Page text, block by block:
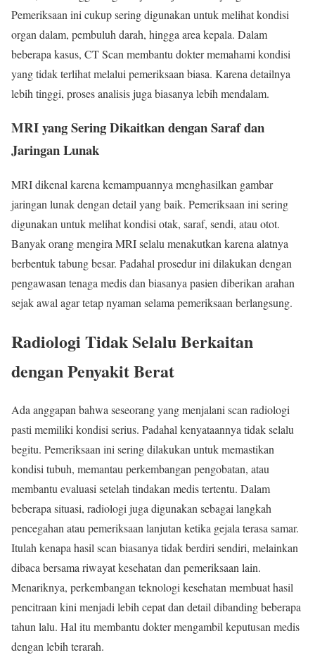
Pemeriksaan ini cukup sering digunakan untuk melihat kondisi
organ dalam, pembuluh darah, hingga area kepala. Dalam
beberapa kasus, CT Scan membantu dokter memahami kondisi
yang tidak terlihat melalui pemeriksaan biasa. Karena detailnya
lebih tinggi, proses analisis juga biasanya lebih mendalam.
MRI yang Sering Dikaitkan dengan Saraf dan
Jaringan Lunak
MRI dikenal karena kemampuannya menghasilkan gambar
jaringan lunak dengan detail yang baik. Pemeriksaan ini sering
digunakan untuk melihat kondisi otak, saraf, sendi, atau otot.
Banyak orang mengira MRI selalu menakutkan karena alatnya
berbentuk tabung besar. Padahal prosedur ini dilakukan dengan
pengawasan tenaga medis dan biasanya pasien diberikan arahan
sejak awal agar tetap nyaman selama pemeriksaan berlangsung.
Radiologi Tidak Selalu Berkaitan
dengan Penyakit Berat
Ada anggapan bahwa seseorang yang menjalani scan radiologi
pasti memiliki kondisi serius. Padahal kenyataannya tidak selalu
begitu. Pemeriksaan ini sering dilakukan untuk memastikan
kondisi tubuh, memantau perkembangan pengobatan, atau
membantu evaluasi setelah tindakan medis tertentu. Dalam
beberapa situasi, radiologi juga digunakan sebagai langkah
pencegahan atau pemeriksaan lanjutan ketika gejala terasa samar.
Itulah kenapa hasil scan biasanya tidak berdiri sendiri, melainkan
dibaca bersama riwayat kesehatan dan pemeriksaan lain.
Menariknya, perkembangan teknologi kesehatan membuat hasil
pencitraan kini menjadi lebih cepat dan detail dibanding beberapa
tahun lalu. Hal itu membantu dokter mengambil keputusan medis
dengan lebih terarah.